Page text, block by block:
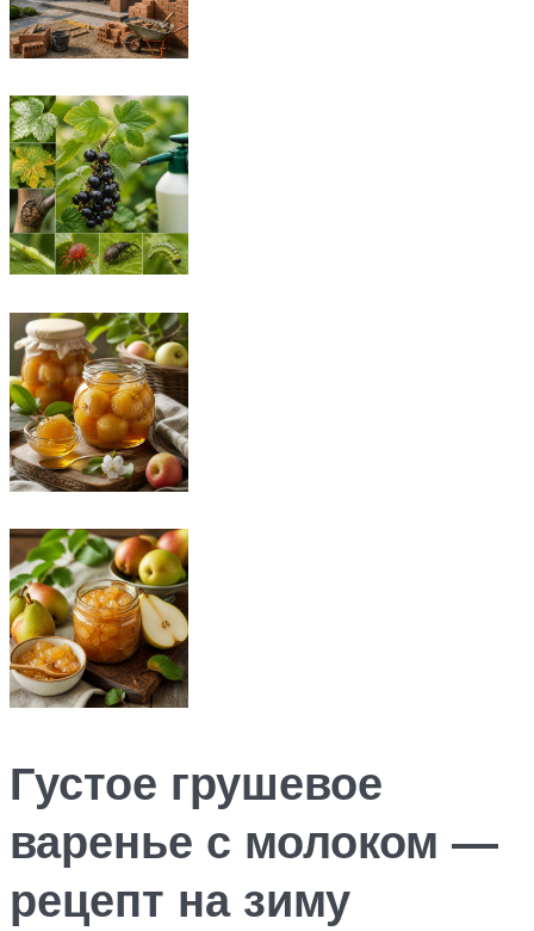
Густое грушевое
варенье с молоком —
рецепт на зиму